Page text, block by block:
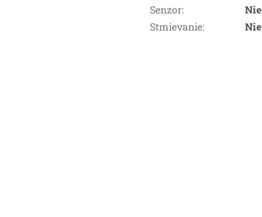
Senzor:
Nie
Stmievanie: Nie